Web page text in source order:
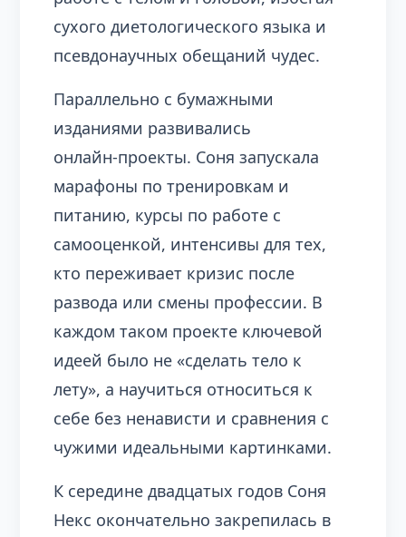
сухого диетологического языка и
псевдонаучных обещаний чудес.
Параллельно с бумажными
изданиями развивались
онлайн‑проекты. Соня запускала
марафоны по тренировкам и
питанию, курсы по работе с
самооценкой, интенсивы для тех,
кто переживает кризис после
развода или смены профессии. В
каждом таком проекте ключевой
идеей было не «сделать тело к
лету», а научиться относиться к
себе без ненависти и сравнения с
чужими идеальными картинками.
К середине двадцатых годов Соня
Некс окончательно закрепилась в